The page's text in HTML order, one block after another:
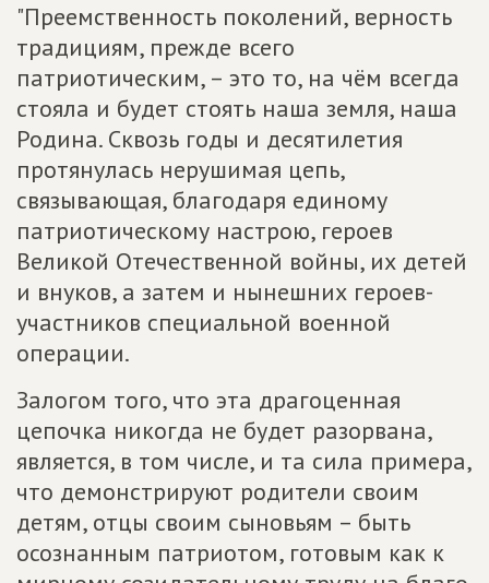
"Преемственность поколений, верность
традициям, прежде всего
патриотическим, – это то, на чём всегда
стояла и будет стоять наша земля, наша
Родина. Сквозь годы и десятилетия
протянулась нерушимая цепь,
связывающая, благодаря единому
патриотическому настрою, героев
Великой Отечественной войны, их детей
и внуков, а затем и нынешних героев-
участников специальной военной
операции.
Залогом того, что эта драгоценная
цепочка никогда не будет разорвана,
является, в том числе, и та сила примера,
что демонстрируют родители своим
детям, отцы своим сыновьям – быть
осознанным патриотом, готовым как к